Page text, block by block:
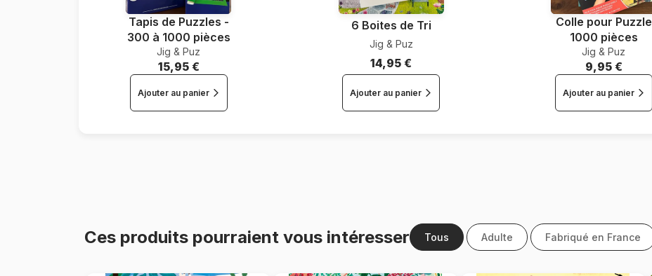
Tapis de Puzzles -
300 à 1000 pièces
Jig & Puz
15,95 €
Ajouter au panier
6 Boites de Tri
Jig & Puz
14,95 €
Ajouter au panier
Colle pour Puzzle
1000 pièces
Jig & Puz
9,95 €
Ajouter au panier
Ces produits pourraient vous intéresser Tous Adulte Fabriqué en France